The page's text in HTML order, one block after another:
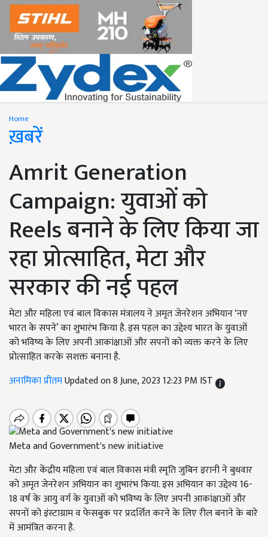
Home
ख़बरें
Amrit Generation
Campaign: युवाओं को
Reels बनाने के लिए किया जा
रहा प्रोत्साहित, मेटा और
सरकार की नई पहल
मेटा और महिला एवं बाल विकास मंत्रालय ने अमृत जेनरेशन अभियान ‘नए
भारत के सपने’ का शुभारंभ किया है. इस पहल का उद्देश्य भारत के युवाओं
को भविष्य के लिए अपनी आकांक्षाओं और सपनों को व्यक्त करने के लिए
प्रोत्साहित करके सशक्त बनाना है.
अनामिका प्रीतमUpdated on 8 June, 2023 12:23 PM IST
Meta and Government's new initiative
मेटा और केंद्रीय महिला एवं बाल विकास मंत्री स्मृति जुबिन इरानी ने बुधवार
को अमृत जेनरेशन अभियान का शुभारंभ किया. इस अभियान का उद्देश्य16-
18वर्ष के आयु वर्ग के युवाओं को भविष्य के लिए अपनी आकांक्षाओं और
सपनों को इंस्टाग्राम व फेसबुक पर प्रदर्शित करने के लिए रील बनाने के बारे
में आमंत्रित करना है.